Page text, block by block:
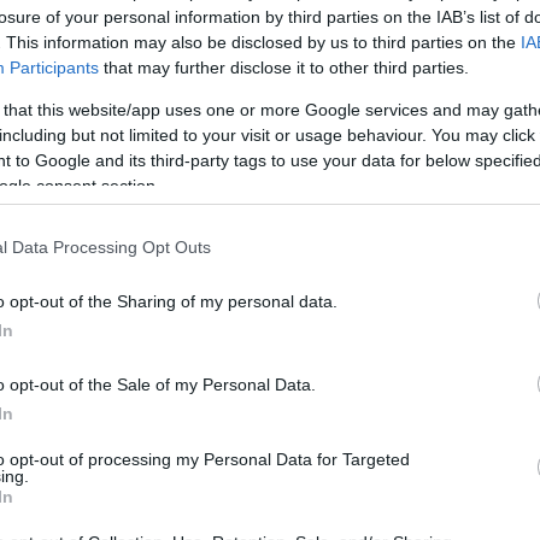
of your personal information by third parties on the IAB’s list of
This information may also be disclosed by us to third parties on the
Participants that may further disclose it to other third parties.
that this website/app uses one or more Google services and may
but not limited to your visit or usage behaviour. You may
to Google and its third-party tags to use your data for below
consent section.
Data Processing Opt Outs
opt-out of the Sharing of my personal data.
opt-out of the Sale of my Personal Data.
opt-out of processing my Personal Data for Targeted
του MH-60R, στο επίστεγο.
SETIS: To Combat Management System των
πάνω από το υπόστεγο θα τοποθετηθεί ένας
επιπλέον συστημάτων. Βέβαια, ίσως να χρειαστεί
αρκετό πεδίο. Το πρόβλημα που εμείς βλέπουμε, είναι
Ήδη η σχεδίαση έχει “ζοριστεί” με τους 32 αντί
λύσεις π.χ. τοποθέτησης περισσότερων αντιπλοϊκών θα
Φρεγάτα FDI HN με 50 ή 60 ASTER 30 και
η FDI HN έχει δυο μεγάλους χώρους δεξιά κι
φουσκωτά σκάφη RHIB. Είναι κάτι που συνήθως δεν
από την Ουκρανία. Εκεί, όπως ξέρουν οι
έννοια του όρου. Οι Ουκρανοί όμως σημείωσαν αρκετές
την έχασαν τις πρώτες ώρες της εισβολής. Αυτό όμως
πυραύλους Neptune, δυο τουλάχιστον
με μη επανδρωμένα επιφανείας (USV). Καθόλου άσχημα
Air Defence στις ελληνικές FDI HN. Υπάρχει
Ουκρανία, μπορεί αυτή την εποχή να
έχουν γίνει
είναι τα ρωσικά Lancet, που αποδίδουν ισχυρά
των Shahed, καθώς “φτάνει” μόλις τα 40
καθώς στις νίκες του περιλαμβάνονται πυροβόλα M-